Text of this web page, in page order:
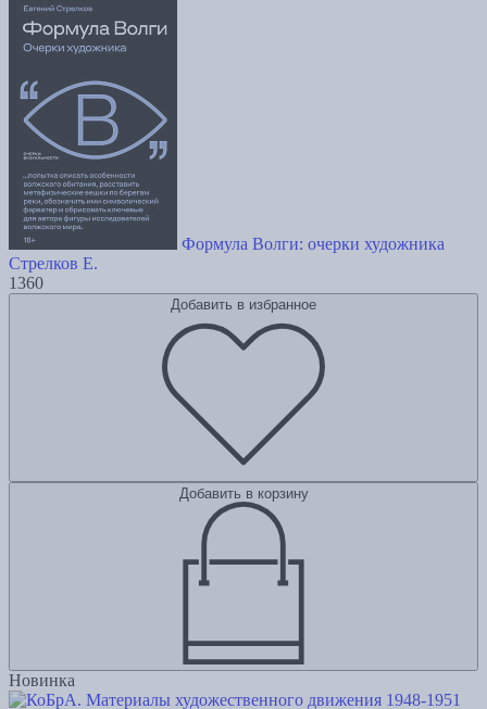
Формула Волги: очерки художника
Стрелков Е.
1360
Добавить в избранное
Добавить в корзину
Новинка